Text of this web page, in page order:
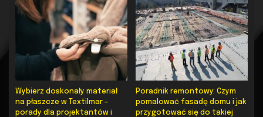
Wybierz doskonały materiał
na płaszcze w Textilmar –
porady dla projektantów i
Poradnik remontowy: Czym
pomalować fasadę domu i jak
przygotować się do takiej